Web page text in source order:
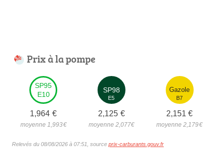
Prix à la pompe
SP95
E10
1,964 €
moyenne 1,993€
SP98
E5
2,125 €
moyenne 2,077€
Gazole
B7
2,151 €
moyenne 2,179€
Relevés du 08/08/2026 à 07:51, source prix-carburants.gouv.fr